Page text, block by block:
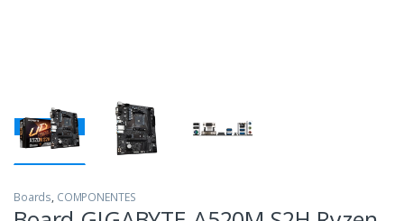
Boards, COMPONENTES